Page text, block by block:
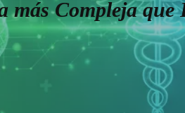
más Compleja que